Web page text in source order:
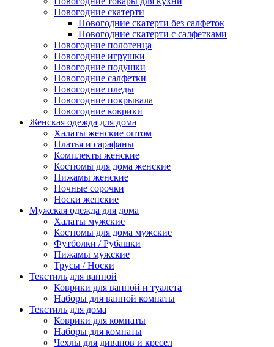
Новогодние скатерти
Новогодние скатерти без салфеток
Новогодние скатерти с салфетками
Новогодние полотенца
Новогодние игрушки
Новогодние подушки
Новогодние салфетки
Новогодние пледы
Новогодние покрывала
Новогодние коврики
Женская одежда для дома
Халаты женские оптом
Платья и сарафаны
Комплекты женские
Костюмы для дома женские
Пижамы женские
Ночные сорочки
Носки женские
Мужская одежда для дома
Халаты мужские
Костюмы для дома мужские
Футболки / Рубашки
Пижамы мужские
Трусы / Носки
Текстиль для ванной
Коврики для ванной и туалета
Наборы для ванной комнаты
Текстиль для дома
Коврики для комнаты
Наборы для комнаты
Чехлы для диванов и кресел